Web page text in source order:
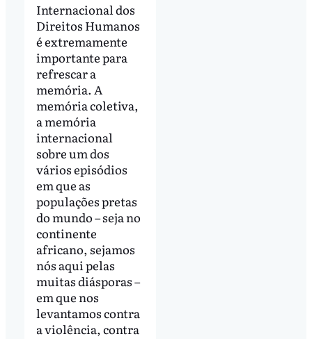
Internacional dos
Direitos Humanos
é extremamente
importante para
refrescar a
memória. A
memória coletiva,
a memória
internacional
sobre um dos
vários episódios
em que as
populações pretas
do mundo – seja no
continente
africano, sejamos
nós aqui pelas
muitas diásporas –
em que nos
levantamos contra
a violência, contra